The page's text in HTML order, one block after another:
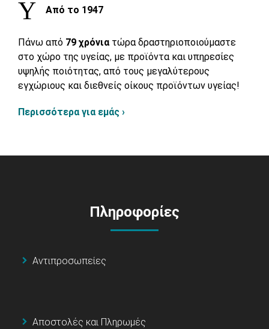
Από το 1947
Πάνω από 79 χρόνια τώρα δραστηριοποιούμαστε
στο χώρο της υγείας, με προϊόντα και υπηρεσίες
υψηλής ποιότητας, από τους μεγαλύτερους
εγχώριους και διεθνείς οίκους προϊόντων υγείας!
Περισσότερα για εμάς ›
Πληροφορίες
Αντιπροσωπείες
Αποστολές και Πληρωμές